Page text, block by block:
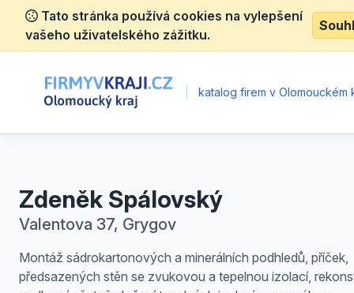
Tato stránka používá cookies na vylepšení
vašeho uživatelského zážitku.
katalog firem v Olomouckém
Zdeněk Spálovský
Valentova 37, Grygov
Montáž sádrokartonových a minerálních podhledů, příček,
předsazených stěn se zvukovou a tepelnou izolací,